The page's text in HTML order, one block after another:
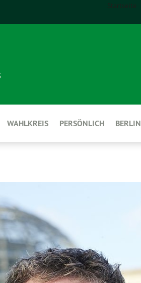
Startseite
WAHLKREIS PERSÖNLICH